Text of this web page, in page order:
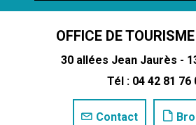
OFFICE DE
30 allées Jean Jaurès -
Tél : 04 42 81 76
Contact